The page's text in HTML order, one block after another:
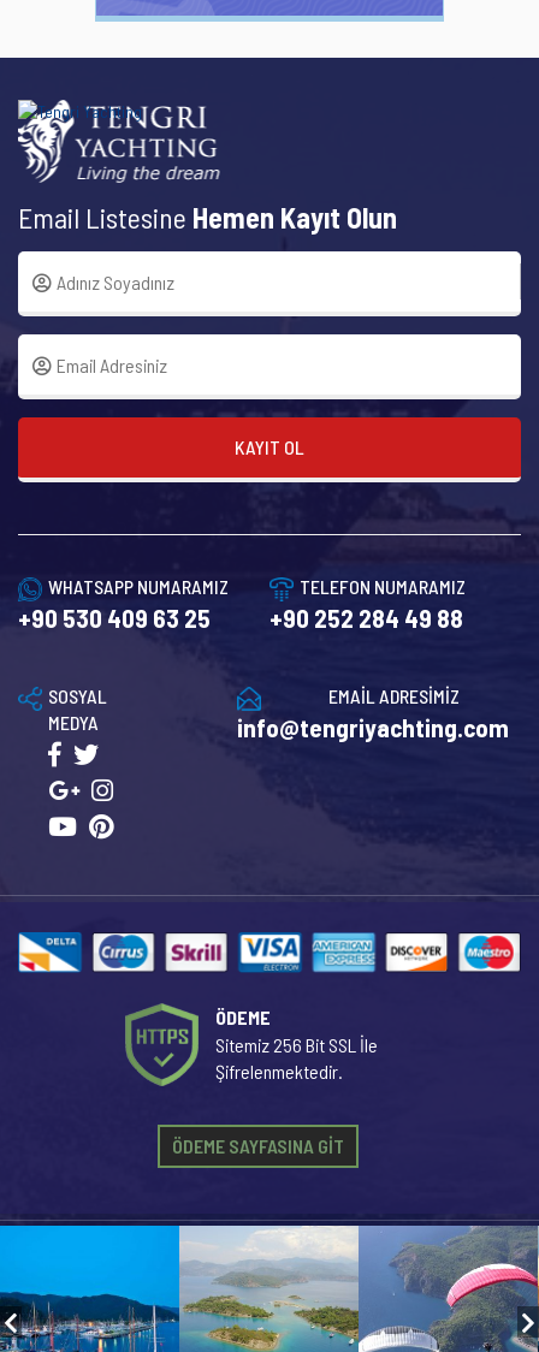
Email Listesine Hemen Kayıt Olun
KAYIT OL
WHATSAPP NUMARAMIZ
+90 530 409 63 25
TELEFON NUMARAMIZ
+90 252 284 49 88
EMAİL ADRESİMİZ
info@tengriyachting.com
SOSYAL
MEDYA
ÖDEME
Sitemiz 256 Bit SSL İle
Şifrelenmektedir.
ÖDEME SAYFASINA GİT